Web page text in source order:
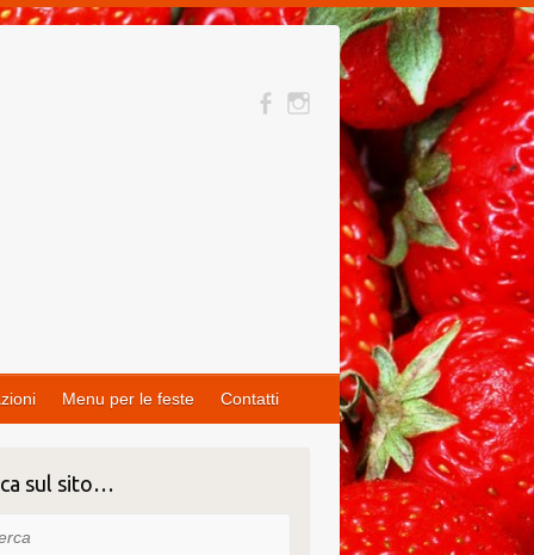
Menu per le feste Contatti
sul sito…